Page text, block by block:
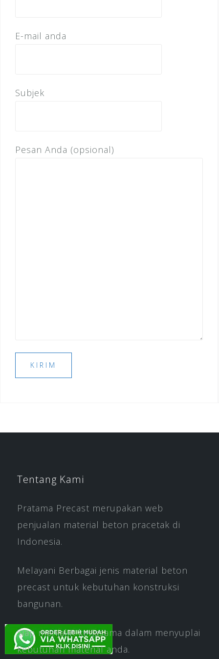
E-mail anda
Subjek
Pesan Anda (opsional)
Tentang Kami
Pratama Precast merupakan web
penjualan material beton pracetak di
Indonesia.
Melayani Berbagai jenis material beton
precast untuk kebutuhan konstruksi
bangunan.
Siap menjalin kerjasama dalam menyuplai
kebutuhan material anda.